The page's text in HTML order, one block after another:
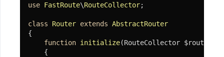
use FastRoute\RouteCollector;
class Router extends AbstractRouter
{
function initialize(RouteCollector
{